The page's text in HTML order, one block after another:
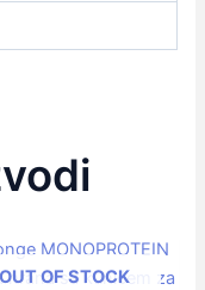
OUT OF STOCK